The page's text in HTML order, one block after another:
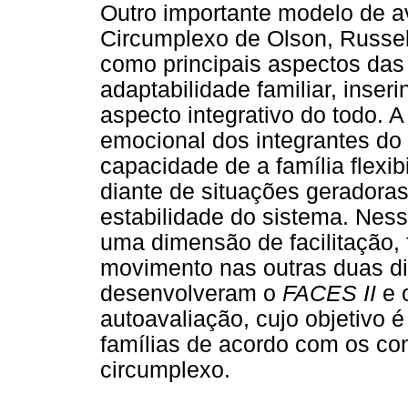
Outro importante modelo de
Circumplexo de Olson,
como principais aspectos
adaptabilidade familiar,
aspecto integrativo do todo.
emocional dos integrantes
capacidade de a família
diante de situações
estabilidade do sistema.
uma dimensão de
movimento nas outras duas
desenvolveram o FACES II e
autoavaliação, cujo objetivo
famílias de acordo com os
circumplexo.